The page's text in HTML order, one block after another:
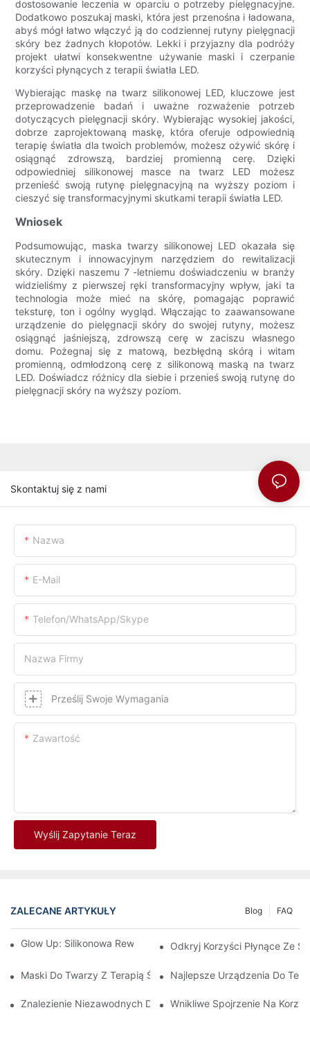
dostosowanie leczenia w oparciu o potrzeby pielęgnacyjne.
Dodatkowo poszukaj maski, która jest przenośna i ładowana,
abyś mógł łatwo włączyć ją do codziennej rutyny pielęgnacji
skóry bez żadnych kłopotów. Lekki i przyjazny dla podróży
projekt ułatwi konsekwentne używanie maski i czerpanie
korzyści płynących z terapii światła LED.
Wybierając maskę na twarz silikonowej LED, kluczowe jest
przeprowadzenie badań i uważne rozważenie potrzeb
dotyczących pielęgnacji skóry. Wybierając wysokiej jakości,
dobrze zaprojektowaną maskę, która oferuje odpowiednią
terapię światła dla twoich problemów, możesz ożywić skórę i
osiągnąć zdrowszą, bardziej promienną cerę. Dzięki
odpowiedniej silikonowej masce na twarz LED możesz
przenieść swoją rutynę pielęgnacyjną na wyższy poziom i
cieszyć się transformacyjnymi skutkami terapii światła LED.
Wniosek
Podsumowując, maska ​​twarzy silikonowej LED okazała się
skutecznym i innowacyjnym narzędziem do rewitalizacji
skóry. Dzięki naszemu 7 -letniemu doświadczeniu w branży
widzieliśmy z pierwszej ręki transformacyjny wpływ, jaki ta
technologia może mieć na skórę, pomagając poprawić
teksturę, ton i ogólny wygląd. Włączając to zaawansowane
urządzenie do pielęgnacji skóry do swojej rutyny, możesz
osiągnąć jaśniejszą, zdrowszą cerę w zaciszu własnego
domu. Pożegnaj się z matową, bezbłędną skórą i witam
promienną, odmłodzoną cerę z silikonową maską na twarz
LED. Doświadcz różnicy dla siebie i przenieś swoją rutynę do
pielęgnacji skóry na wyższy poziom.
Skontaktuj się z nami
Nazwa
E-Mail
Telefon/WhatsApp/Skype
Nazwa Firmy
Prześlij Swoje Wymagania
Zawartość
Wyślij Zapytanie Teraz
ZALECANE ARTYKUŁY FAQ
Blog
Glow Up: Silikonowa Rewolucja Maski Na Twarz LED
Odkryj Korzyści Płynące Ze
Maski Do Twarzy Z Terapią Światłem Czerwonym:
Najlepsze Urządzenia Do
Znalezienie Niezawodnych Dostawców Terapii Światłem
Wnikliwe Spojrzenie Na